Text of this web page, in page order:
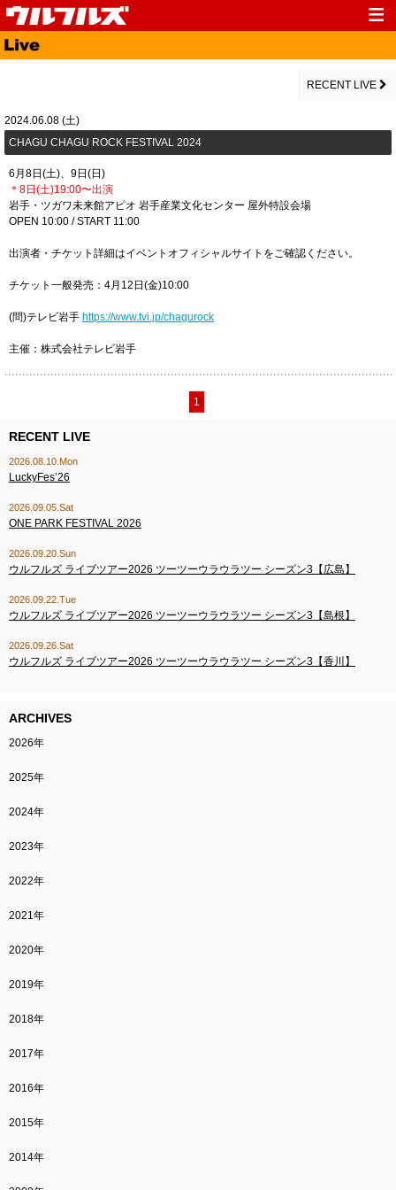
Top
Profile
Fanclub Goods
Contact
RECENT LIVE
2024.06.08 (土)
​CHAGU CHAGU ROCK FESTIVAL 2024
6月8日(土)、9日(日)
＊8日(土)19:00〜出演
岩手・ツガワ未来館アピオ 岩手産業文化センター 屋外特設会場
OPEN 10:00 / START 11:00
出演者・チケット詳細はイベントオフィシャルサイトをご確認ください。
チケット一般発売：4月12日(金)10:00
(問)テレビ岩手 https://www.tvi.jp/chagurock
主催：株式会社テレビ岩手
1
RECENT LIVE
2026.08.10.Mon
LuckyFes’26
2026.09.05.Sat
ONE PARK FESTIVAL 2026
2026.09.20.Sun
ウルフルズ ライブツアー2026 ツーツーウラウラツー シーズン3【広島】
2026.09.22.Tue
ウルフルズ ライブツアー2026 ツーツーウラウラツー シーズン3【島根】
2026.09.26.Sat
ウルフルズ ライブツアー2026 ツーツーウラウラツー シーズン3【香川】
ARCHIVES
2026年
2025年
2024年
2023年
2022年
2021年
2020年
2019年
2018年
2017年
2016年
2015年
2014年